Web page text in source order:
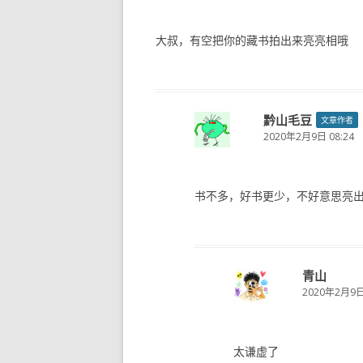
大叔，有空把你的藏书拍出来亮亮相哦
黔山毛豆 文章作者
2020年2月9日 08:24
书不多，好书更少，不好意思亮出
青山
2020年2月9
太谦虚了